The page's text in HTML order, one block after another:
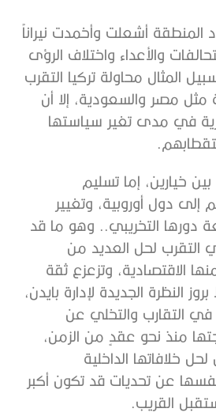
المنطقة أشعلت وأخمدت نيراناً
والأعداء واختلاف الرؤى
المثال محاولة تركيا التقرب
مصر والسعودية، إلا أن
في مدى تغير سياستها
خيارين، إما تسليم
إلى دول أوروبية، وتغيير
دورها التخريبي.. وهو ما قد
لحل العديد من
الاقتصادية، وتزعزع ثقة
النظرة الجديدة لإدارة بايدن،
في التقارب والتخلي عن
منذ نحو عقدٍ من الزمن،
خلافاتها الداخلية
عن تحديات قد تكون أكبر
القريب.